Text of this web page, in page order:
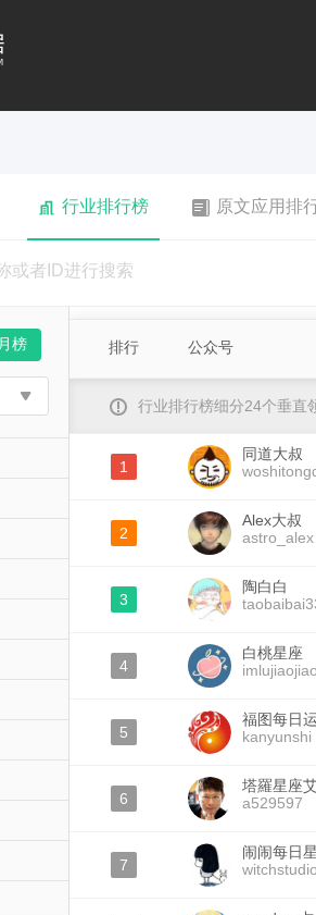
行业排行榜 原文应用排
月榜 排行 公众号
行业排行榜细分24个垂直
1
同道大叔
2
Alex大叔
astro_alex
3
陶白白
4
白桃星座
5
福图每日
kanyunshi
6
塔羅星座
a529597
7
闹闹每日